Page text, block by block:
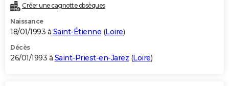
Créer une cagnotte obsèques
Naissance
18/01/1993 à Saint-Étienne (Loire)
Décès
26/01/1993 à Saint-Priest-en-Jarez (Loire)